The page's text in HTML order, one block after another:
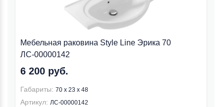
Мебельная раковина Style Line Эрика 70
ЛС-00000142
6 200 руб.
Габариты: 70 x 23 x 48
Артикул: ЛС-00000142